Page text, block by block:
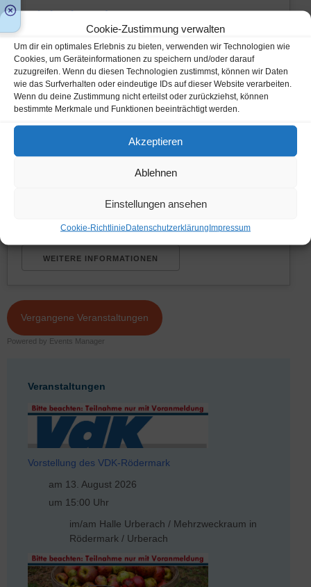
Cookie-Zustimmung verwalten
Um dir ein optimales Erlebnis zu bieten, verwenden wir Technologien wie
Cookies, um Geräteinformationen zu speichern und/oder darauf
zuzugreifen. Wenn du diesen Technologien zustimmst, können wir Daten
wie das Surfverhalten oder eindeutige IDs auf dieser Website verarbeiten.
Wenn du deine Zustimmung nicht erteilst oder zurückziehst, können
bestimmte Merkmale und Funktionen beeinträchtigt werden.
Akzeptieren
Ablehnen
Einstellungen ansehen
Cookie-RichtlinieDatenschutzerklärungImpressum
Michelstadt
10. Dezember 2026
14:00 - 19:00
Parkplatz am Festplatz Urberach
Unser Organisationsteam und der Vorstand haben
entschieden, dass eine Teilnahme an unseren
telefonischer oder persönlicher Anmeldung in
unserem Büro möglich [...]
WEITERE INFORMATIONEN
Vergangene Veranstaltungen
Powered by Events Manager
Veranstaltungen
Vorstellung des VDK-Rödermark
am 13. August 2026
um 15:00 Uhr
im/am Halle Urberach / Mehrzweckraum in
Rödermark / Urberach